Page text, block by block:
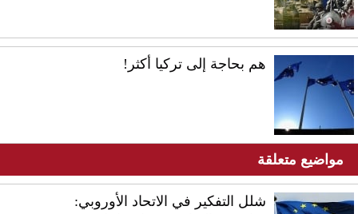
هم بحاجة إلى تركيا أكثر!
مواضيع متعلقة
شلل التفكير في الاتحاد الأوروبي: